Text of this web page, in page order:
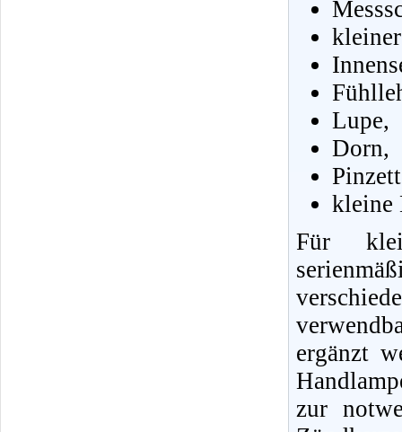
Lupe,
Dorn,
kleine
Für
ergänzt
zur